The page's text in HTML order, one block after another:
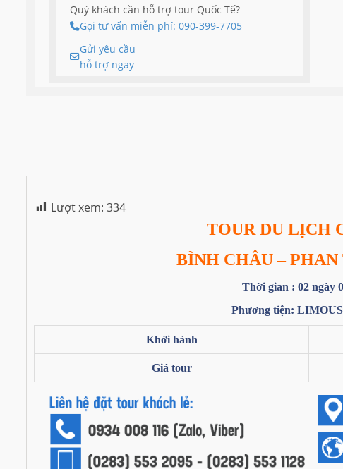
Quý khách cần hỗ trợ tour Quốc Tế?
Gọi tư vấn miễn phí: 090-399-7705
Gửi yêu cầu
hỗ trợ ngay
Lượt xem: 334
TOUR DU LỊCH
BÌNH CHÂU –
Thời gian : 02 ngày
Phương tiện:
Khởi hành
Giá tour